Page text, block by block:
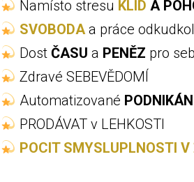
Namísto stresu KLID A
SVOBODA a práce
Dost ČASU a PENĚZ pro
Zdravé SEBEVĚDOMÍ
Automatizované PODNIKÁNÍ
PRODÁVAT v LEHKOSTI
POCIT SMYSLUPLNOSTI V